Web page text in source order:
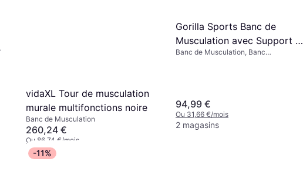
vidaXL Tour de musculation
murale multifonctions noire
Banc de Musculation
260,24 €
Ou 86,74 €/mois
3 magasins
Gorilla Sports Banc de
Musculation avec Support de
Barres
Banc de Musculation, Banc
94,99 €
Ou 31,66 €/mois
2 magasins
-11%